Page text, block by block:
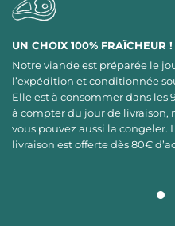
UN CHOIX 100% FRAÎCHEUR !
Notre viande est préparée le
l’expédition et conditionnée
Elle est à consommer dans les
à compter du jour de livraison,
vous pouvez aussi la congeler.
livraison est offerte dès 80€